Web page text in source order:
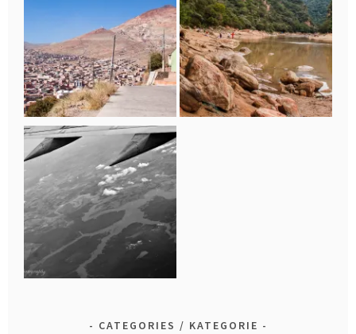
CATEGORIES / KATEGORIE